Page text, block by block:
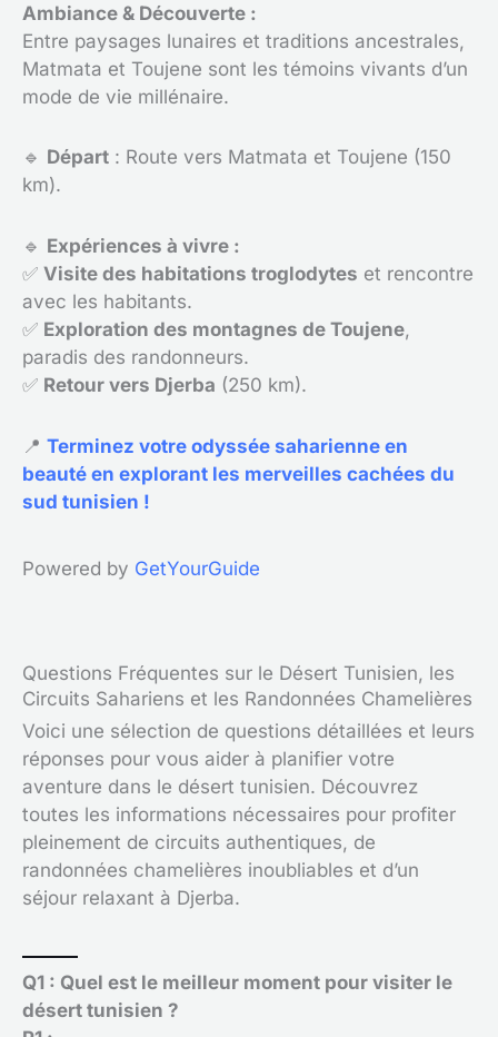
Ambiance & Découverte :
Entre paysages lunaires et traditions ancestrales,
Matmata et Toujene sont les témoins vivants d’un
mode de vie millénaire.
🔹 Départ : Route vers Matmata et Toujene (150
km).
🔹 Expériences à vivre :
✅ Visite des habitations troglodytes et rencontre
avec les habitants.
✅ Exploration des montagnes de Toujene,
paradis des randonneurs.
✅ Retour vers Djerba (250 km).
📍 Terminez votre odyssée saharienne en
beauté en explorant les merveilles cachées du
sud tunisien !
Powered by GetYourGuide
Questions Fréquentes sur le Désert Tunisien, les
Circuits Sahariens et les Randonnées Chamelières
Voici une sélection de questions détaillées et leurs
réponses pour vous aider à planifier votre
aventure dans le désert tunisien. Découvrez
toutes les informations nécessaires pour profiter
pleinement de circuits authentiques, de
randonnées chamelières inoubliables et d’un
séjour relaxant à Djerba.
Q1 : Quel est le meilleur moment pour visiter le
désert tunisien ?